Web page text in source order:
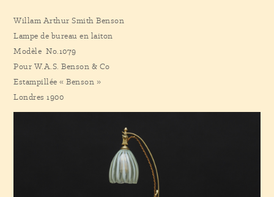
Willam Arthur Smith Benson
Lampe de bureau en laiton
Modèle No.1079
Pour W.A.S. Benson & Co
Estampillée « Benson »
Londres 1900